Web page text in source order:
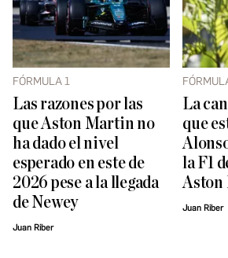
FÓRMULA 1
Las razones por las
que Aston Martin no
ha dado el nivel
esperado en este de
2026 pese a la llegada
de Newey
Juan Riber
La
que
la F1
Juan Riber